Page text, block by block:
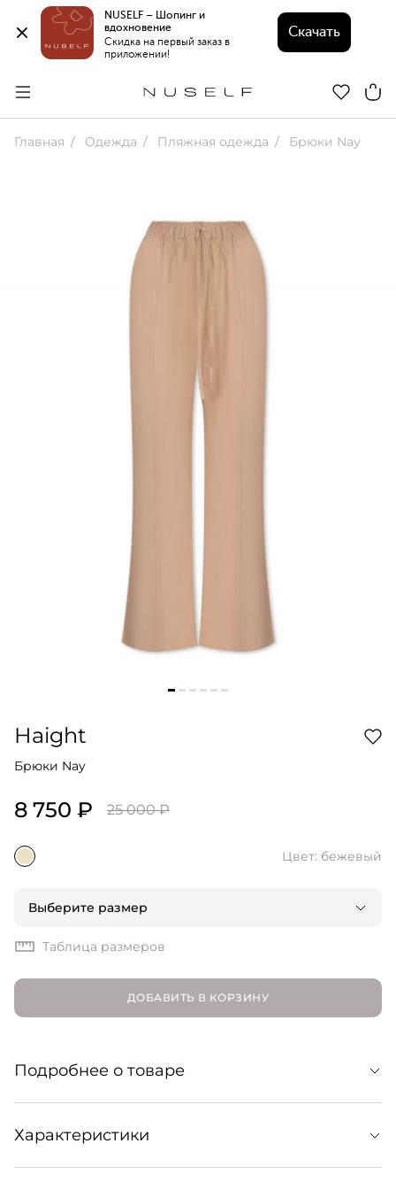
NUSELF – Шопинг и
вдохновение
Скидка на первый заказ в
приложении!
Скачать
Главная Одежда Пляжная одежда Брюки Nay
Haight
Брюки Nay
8 750 ₽ 25 000 ₽
Цвет: бежевый
Выберите размер
Таблица размеров
ДОБАВИТЬ В КОРЗИНУ
Подробнее о товаре
Широкие брюки из смесового льна для комфортных и
элегантных образов: как пляжных, так и городских.
Сочетайте с топом и рубашкой в тон из коллекции
Характеристики